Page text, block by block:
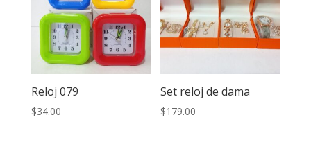
Reloj 079
$34.00
Set reloj de dama
$179.00